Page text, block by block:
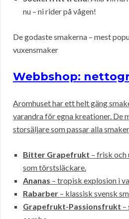
nu – ni rider på vågen!
De godaste smakerna – mest
vuxensmaker
Webbshop:
Aromhuset har ett helt gäng
varandra för egna kreationer. De
storsäljare som passar alla
Bitter Grapefrukt – frisk
som törstsläckare.
Ananas – tropisk explosion i
Rabarber – klassisk svensk
Grapefrukt-Passionsfrukt –